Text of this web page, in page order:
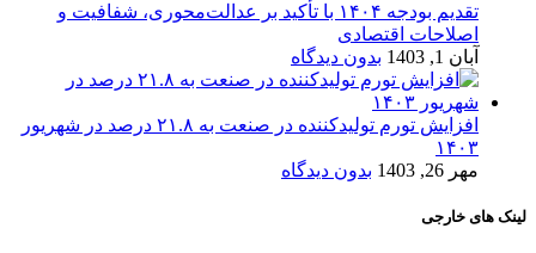
تقدیم بودجه ۱۴۰۴ با تأکید بر عدالت‌محوری، شفافیت و
اصلاحات اقتصادی
آبان 1, 1403
بدون دیدگاه
افزایش تورم تولیدکننده در صنعت به ۲۱.۸ درصد در شهریور
۱۴۰۳
مهر 26, 1403
بدون دیدگاه
لینک های خارجی